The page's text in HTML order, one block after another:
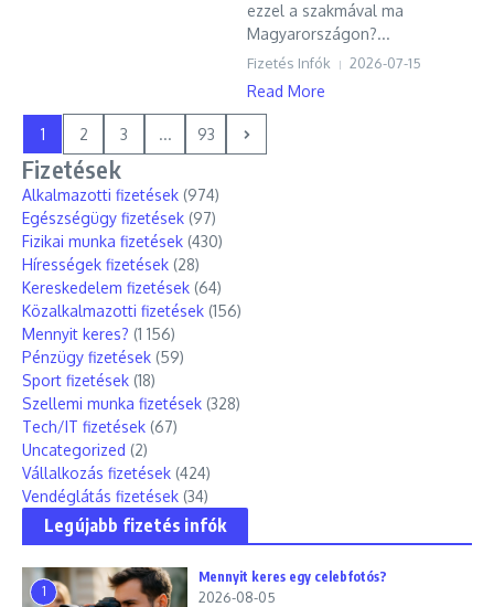
ezzel a szakmával ma
Magyarországon?...
Fizetés Infók 2026-07-15
Read More
1 2 3 ... 93
Fizetések
Alkalmazotti fizetések (974)
Egészségügy fizetések (97)
Fizikai munka fizetések (430)
Hírességek fizetések (28)
Kereskedelem fizetések (64)
Közalkalmazotti fizetések (156)
Mennyit keres? (1 156)
Pénzügy fizetések (59)
Sport fizetések (18)
Szellemi munka fizetések (328)
Tech/IT fizetések (67)
Uncategorized (2)
Vállalkozás fizetések (424)
Vendéglátás fizetések (34)
Legújabb fizetés infók
1
Mennyit keres egy celebfotós?
2026-08-05